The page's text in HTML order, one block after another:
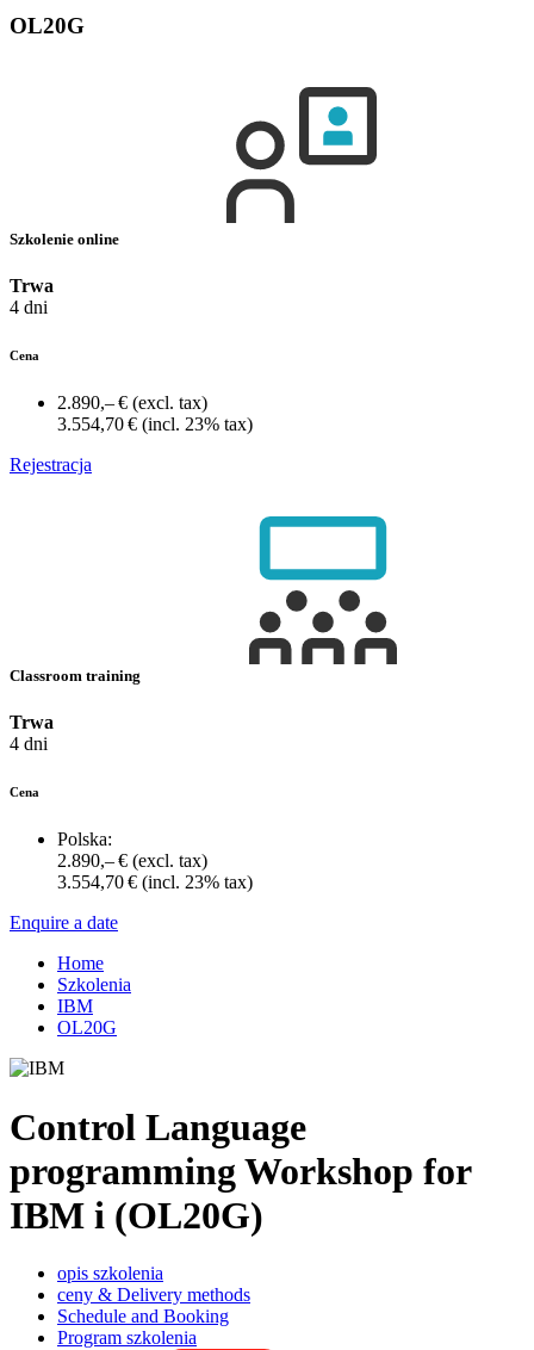
OL20G
Szkolenie online
Trwa
4 dni
Cena
2.890,– € (excl. tax)
3.554,70 € (incl. 23% tax)
Rejestracja
Classroom training
Trwa
4 dni
Cena
Polska:
2.890,– € (excl. tax)
3.554,70 € (incl. 23% tax)
Enquire a date
Home
Szkolenia
IBM
OL20G
Control Language
programming Workshop for
IBM i (OL20G)
opis szkolenia
ceny & Delivery methods
Schedule and Booking
Program szkolenia